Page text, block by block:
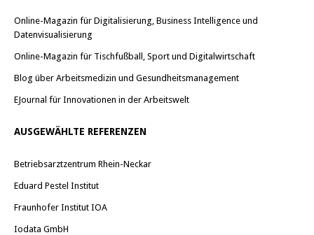
Online-Magazin für Digitalisierung, Business Intelligence und
Datenvisualisierung
Online-Magazin für Tischfußball, Sport und Digitalwirtschaft
Blog über Arbeitsmedizin und Gesundheitsmanagement
EJournal für Innovationen in der Arbeitswelt
AUSGEWÄHLTE REFERENZEN
Betriebsarztzentrum Rhein-Neckar
Eduard Pestel Institut
Fraunhofer Institut IOA
Iodata GmbH